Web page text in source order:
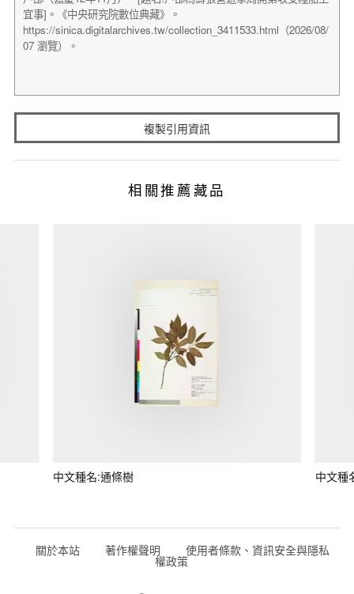
複製引用資訊
相關推薦藏品
中文種名:通條樹 中文種
關於本站 著作權聲明 使用者條款、資訊安全與隱私
權政策